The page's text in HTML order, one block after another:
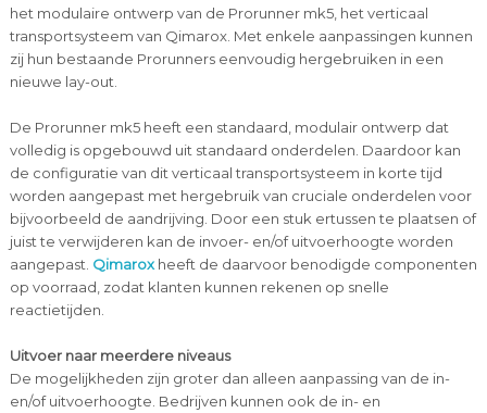
het modulaire ontwerp van de Prorunner mk5, het verticaal
transportsysteem van Qimarox. Met enkele aanpassingen kunnen
zij hun bestaande Prorunners eenvoudig hergebruiken in een
nieuwe lay-out.
De Prorunner mk5 heeft een standaard, modulair ontwerp dat
volledig is opgebouwd uit standaard onderdelen. Daardoor kan
de configuratie van dit verticaal transportsysteem in korte tijd
worden aangepast met hergebruik van cruciale onderdelen voor
bijvoorbeeld de aandrijving. Door een stuk ertussen te plaatsen of
juist te verwijderen kan de invoer- en/of uitvoerhoogte worden
aangepast. Qimaroxheeft de daarvoor benodigde componenten
op voorraad, zodat klanten kunnen rekenen op snelle
reactietijden.
Uitvoer naar meerdere niveaus
De mogelijkheden zijn groter dan alleen aanpassing van de in-
en/of uitvoerhoogte. Bedrijven kunnen ook de in- en